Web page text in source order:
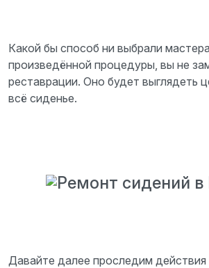
Какой бы способ ни выбрали
произведённой процедуры, вы не
реставрации. Оно будет выглядеть
всё сиденье.
Давайте далее проследим